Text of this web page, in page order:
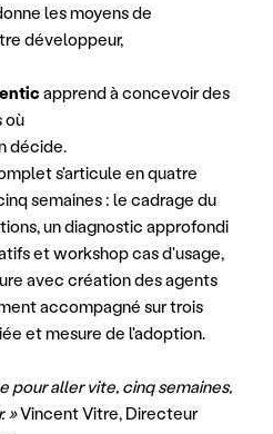
les moyens de
développeur,
apprend à concevoir des
où
décide.
s'articule en quatre
semaines : le cadrage du
un diagnostic approfondi
et workshop cas d'usage,
avec création des agents
accompagné sur trois
et mesure de l'adoption.
pour aller vite, cinq semaines,
» Vincent Vitre, Directeur